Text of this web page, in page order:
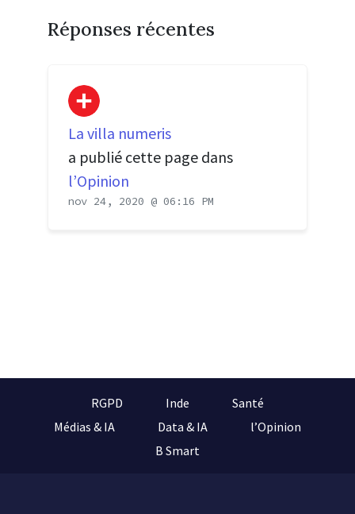
Réponses récentes
La villa numeris
a publié cette page dans
l’Opinion
nov 24, 2020 @ 06:16 PM
RGPD Inde
Santé
Médias & IA
Data & IA
l’Opinion
B Smart